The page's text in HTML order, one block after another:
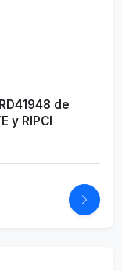
de
y RIPCI